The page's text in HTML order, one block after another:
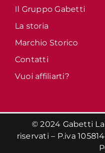
Il Gruppo Gabetti
La storia
Marchio Storico
Contatti
Vuoi affiliarti?
© 2024 Gabetti
riservati – P.iva